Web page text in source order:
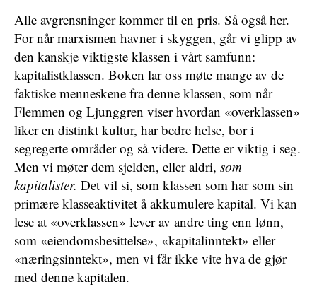
Alle avgrensninger kommer til en pris. Så også her.
For når marxismen havner i skyggen, går vi glipp av
den kanskje viktigste klassen i vårt samfunn:
kapitalistklassen. Boken lar oss møte mange av de
faktiske menneskene fra denne klassen, som når
Flemmen og Ljunggren viser hvordan «overklassen»
liker en distinkt kultur, har bedre helse, bor i
segregerte områder og så videre. Dette er viktig i seg.
Men vi møter dem sjelden, eller aldri, som
kapitalister. Det vil si, som klassen som har som sin
primære klasseaktivitet å akkumulere kapital. Vi kan
lese at «overklassen» lever av andre ting enn lønn,
som «eiendomsbesittelse», «kapitalinntekt» eller
«næringsinntekt», men vi får ikke vite hva de gjør
med denne kapitalen.